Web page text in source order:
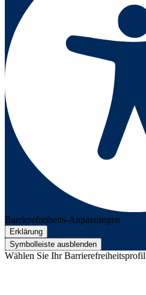
Barrierefreiheits-Anpassungen
Erklärung
Symbolleiste ausblenden
Wählen Sie Ihr Barrierefreiheitsprofil